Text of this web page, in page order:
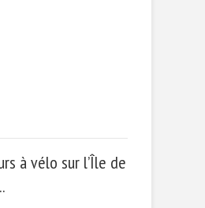
à vélo sur l’Île de